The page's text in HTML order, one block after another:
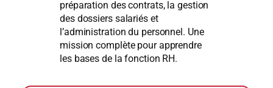
préparation des contrats, la gestion
des dossiers salariés et
l’administration du personnel. Une
mission complète pour apprendre
les bases de la fonction RH.